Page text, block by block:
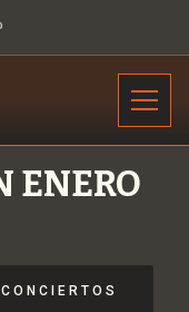
ENERO
CONCIERTOS